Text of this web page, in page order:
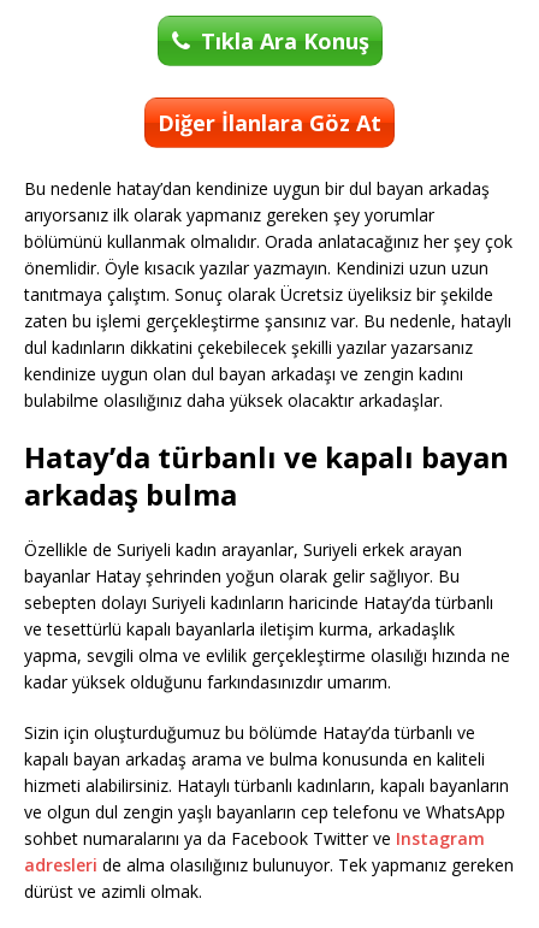
Tıkla Ara Konuş
Diğer İlanlara Göz At
Bu nedenle hatay’dan kendinize uygun bir dul bayan arkadaş
arıyorsanız ilk olarak yapmanız gereken şey yorumlar
bölümünü kullanmak olmalıdır. Orada anlatacağınız her şey çok
önemlidir. Öyle kısacık yazılar yazmayın. Kendinizi uzun uzun
tanıtmaya çalıştım. Sonuç olarak Ücretsiz üyeliksiz bir şekilde
zaten bu işlemi gerçekleştirme şansınız var. Bu nedenle, hataylı
dul kadınların dikkatini çekebilecek şekilli yazılar yazarsanız
kendinize uygun olan dul bayan arkadaşı ve zengin kadını
bulabilme olasılığınız daha yüksek olacaktır arkadaşlar.
Hatay’da türbanlı ve kapalı bayan
arkadaş bulma
Özellikle de Suriyeli kadın arayanlar, Suriyeli erkek arayan
bayanlar Hatay şehrinden yoğun olarak gelir sağlıyor. Bu
sebepten dolayı Suriyeli kadınların haricinde Hatay’da türbanlı
ve tesettürlü kapalı bayanlarla iletişim kurma, arkadaşlık
yapma, sevgili olma ve evlilik gerçekleştirme olasılığı hızında ne
kadar yüksek olduğunu farkındasınızdır umarım.
Sizin için oluşturduğumuz bu bölümde Hatay’da türbanlı ve
kapalı bayan arkadaş arama ve bulma konusunda en kaliteli
hizmeti alabilirsiniz. Hataylı türbanlı kadınların, kapalı bayanların
ve olgun dul zengin yaşlı bayanların cep telefonu ve WhatsApp
sohbet numaralarını ya da Facebook Twitter ve Instagram
adresleri de alma olasılığınız bulunuyor. Tek yapmanız gereken
dürüst ve azimli olmak.